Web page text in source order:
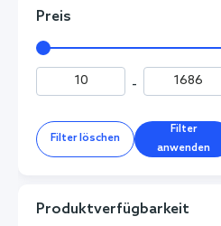
Preis
-
Filter löschen
Filter
anwenden
Produktverfügbarkeit